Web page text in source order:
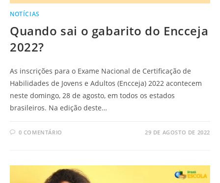
NOTÍCIAS
Quando sai o gabarito do Encceja
2022?
As inscrições para o Exame Nacional de Certificação de
Habilidades de Jovens e Adultos (Encceja) 2022 acontecem
neste domingo, 28 de agosto, em todos os estados
brasileiros. Na edição deste…
0 COMENTÁRIO 29 DE AGOSTO DE 2022